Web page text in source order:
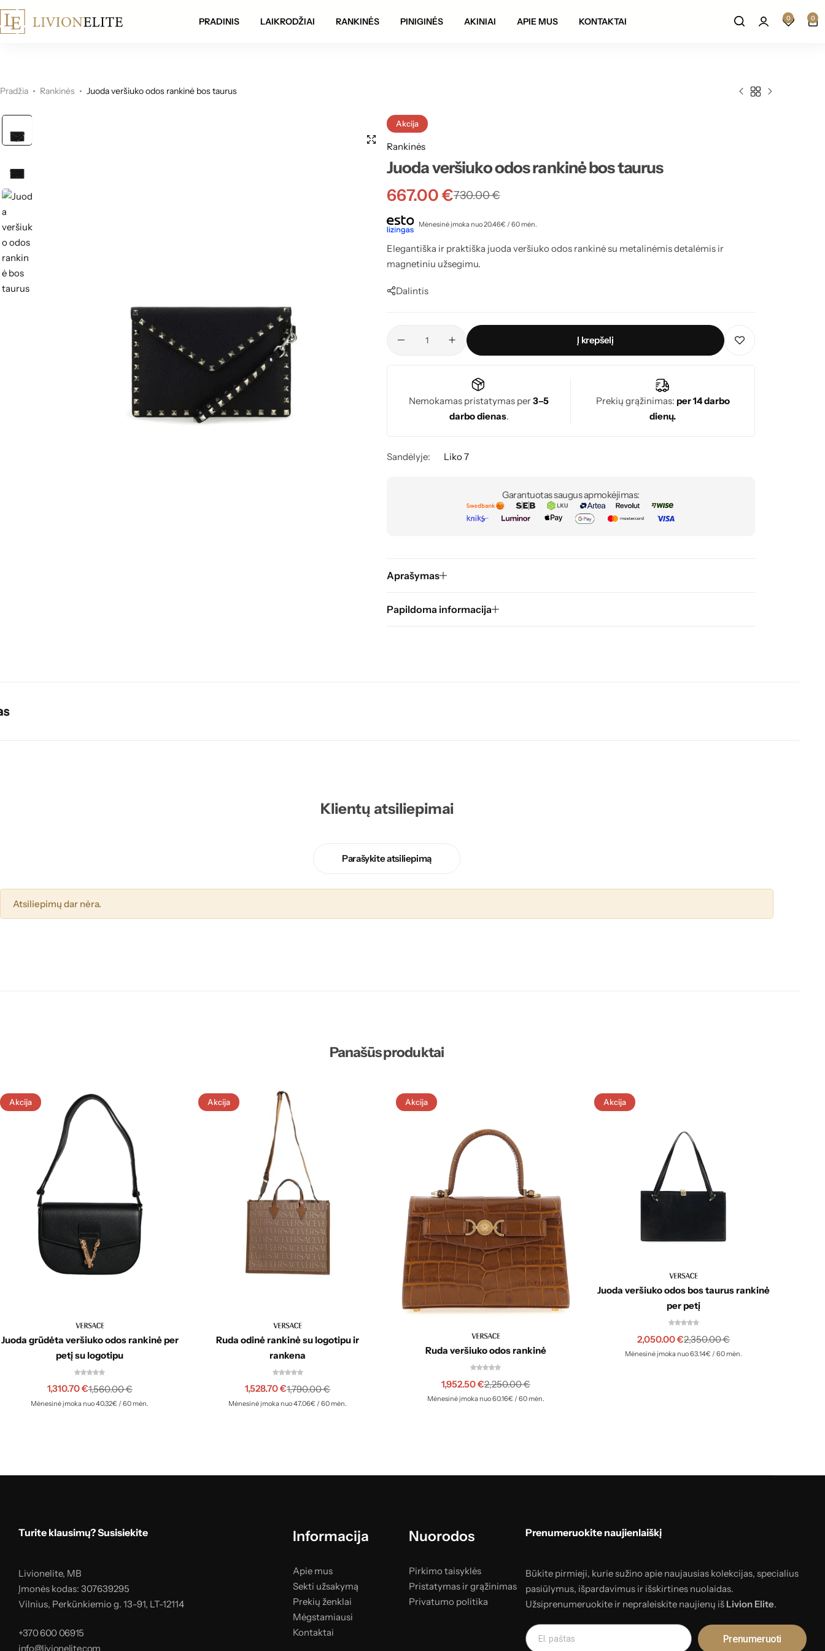
pristatymas visoje Lietuvoje! Prekių grąžinimas per 14 darbo
PRADINIS LAIKRODŽIAI RANKINĖS PINIGINĖS AKINIAI APIE MUS KONTAKTAI 0 0
Pradžia Rankinės Juoda veršiuko odos rankinė bos taurus
Akcija
Rankinės
Juoda veršiuko odos rankinė bos taurus
730.00€
667.00€
Mėnesinė įmoka nuo 20.46€ / 60 mėn.
Elegantiška ir praktiška juoda veršiuko odos rankinė su metalinėmis detalėmis ir
magnetiniu užsegimu.
Dalintis
Į krepšelį
Nemokamas pristatymas per3–5
darbo dienas.
Prekių grąžinimas: per 14 darbo
dienų.
Sandėlyje: Liko 7
Garantuotas saugus apmokėjimas:
Aprašymas
Papildoma informacija
Klientų atsiliepimai
Parašykite atsiliepimą
Atsiliepimų dar nėra.
Panašūs produktai
Akcija
Juoda grūdėta veršiuko odos rankinė per
petį su logotipu
1,560.00€
1,310.70€
Mėnesinė įmoka nuo 40.32€ / 60 mėn.
Akcija
Ruda odinė rankinė su logotipu ir
rankena
1,790.00€
1,528.70€
Mėnesinė įmoka nuo 47.06€ / 60 mėn.
Akcija
Ruda veršiuko odos rankinė
2,250.00€
1,952.50€
Mėnesinė įmoka nuo 60.16€ / 60 mėn.
Akcija
Juoda veršiuko odos bos taurus rankinė
per petį
2,350.00€
2,050.00€
Mėnesinė įmoka nuo 63.14€ / 60 mėn.
Turite klausimų? Susisiekite
Livionelite, MB
Įmonės kodas: 307639295
Vilnius, Perkūnkiemio g. 13-91, LT-12114
+370 600 06915
info@livionelite.com
Informacija
Apie mus
Sekti užsakymą
Prekių ženklai
Mėgstamiausi
Kontaktai
Nuorodos
Pirkimo taisyklės
Pristatymas ir grąžinimas
Privatumo politika
Prenumeruokite naujienlaiškį
Būkite pirmieji, kurie sužino apie naujausias kolekcijas, specialius
pasiūlymus, išpardavimus ir išskirtines nuolaidas.
Užsiprenumeruokite ir nepraleiskite naujienų iš Livion Elite.
Prenumeruoti